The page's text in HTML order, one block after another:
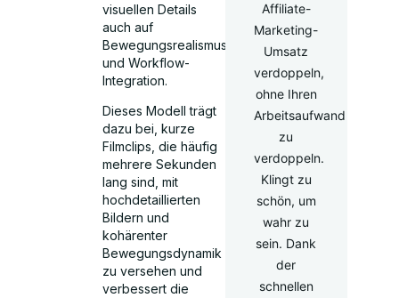
visuellen Details
auch auf
Bewegungsrealismus
und Workflow-
Integration.
Dieses Modell trägt
dazu bei, kurze
Filmclips, die häufig
mehrere Sekunden
lang sind, mit
hochdetaillierten
Bildern und
kohärenter
Bewegungsdynamik
zu versehen und
verbessert die
Affiliate-
Marketing-
Umsatz
verdoppeln,
ohne Ihren
Arbeitsaufwand
zu
verdoppeln.
Klingt zu
schön, um
wahr zu
sein. Dank
der
schnellen